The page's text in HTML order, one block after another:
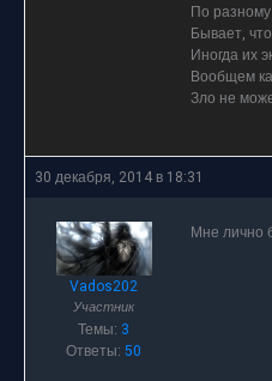
По
Бывает,
Иногда их
Вообщем
Зло не
30 декабря, 2014 в 18:31
Vados202
Участник
Темы: 3
Ответы: 50
Мне лично